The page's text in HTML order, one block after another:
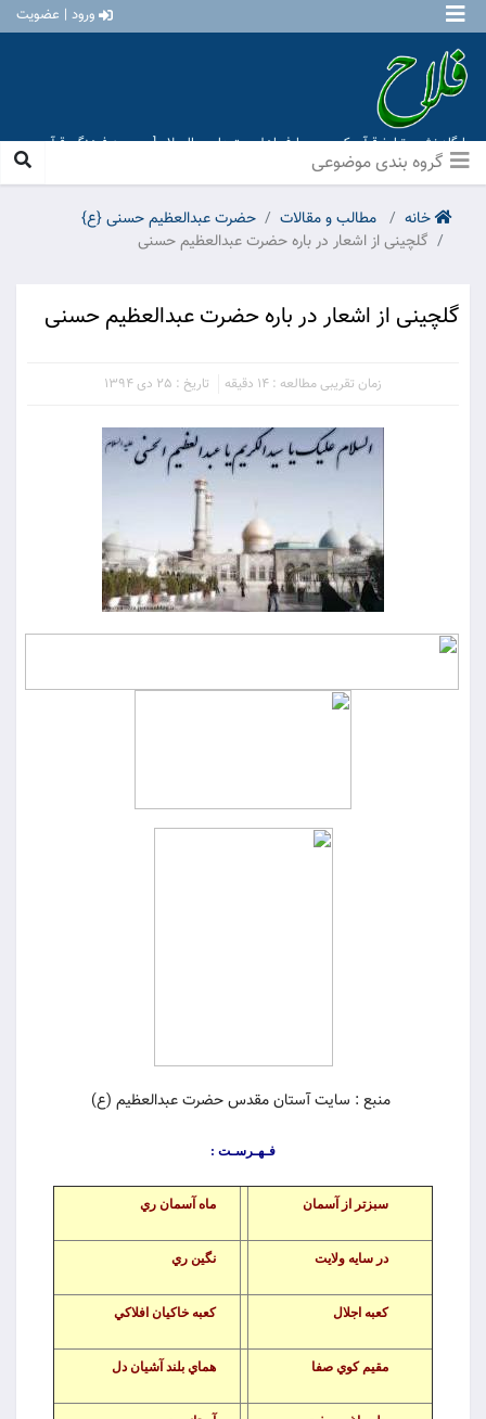
ورود | عضویت
قرآن کریم و معارف اهل بیت علیهم السلام [ موسسه فرهنگی قرآن و
آباد ]
مطالب و مقالات
حضرت عبدالعظیم حسنی {ع}
از اشعار در باره حضرت عبدالعظیم حسنی
از اشعار در باره حضرت عبدالعظیم حسنی
زمان تقریبی مطالعه : 14 دقیقه تاریخ : 25 دی 1394
منبع : سایت آستان مقدس حضرت عبدالعظیم (ع)
كعبه خاكيان افلاكي
هماي بلند آشيان دل